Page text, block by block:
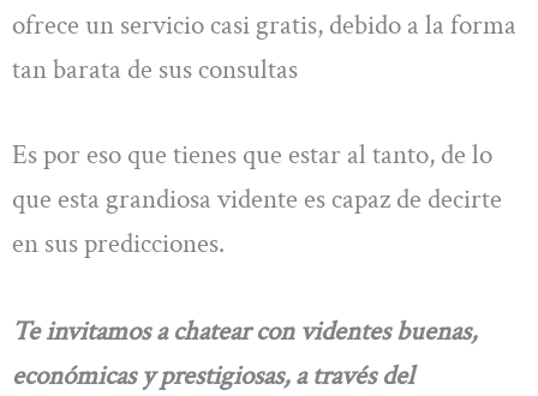
ofrece un servicio casi gratis, debido a la forma
tan barata de sus consultas
Es por eso que tienes que estar al tanto, de lo
que esta grandiosa vidente es capaz de decirte
en sus predicciones.
Te invitamos a chatear con videntes buenas,
económicas y prestigiosas, a través del